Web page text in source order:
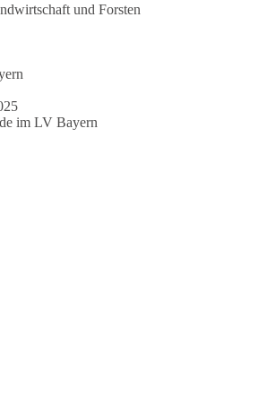
und Forsten
im LV Bayern